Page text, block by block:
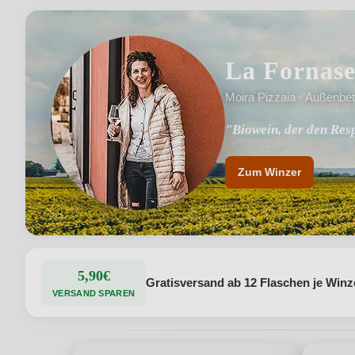
La Fornase
Moira Pizzaia ·
"Biowein, der den
"Wir nähren die Erde,
Zum Winzer
5,90€
VERSAND SPAREN
Gratisversand ab 12 Flaschen je